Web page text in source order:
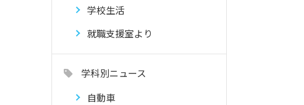
学校生活
就職支援室より
学科別ニュース
自動車